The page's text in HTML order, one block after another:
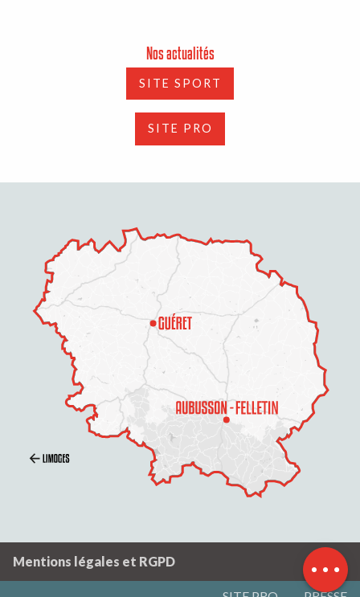
Contacter par
email
Nos actualités
SITE SPORT
SITE PRO
Mentions légales et RGPD